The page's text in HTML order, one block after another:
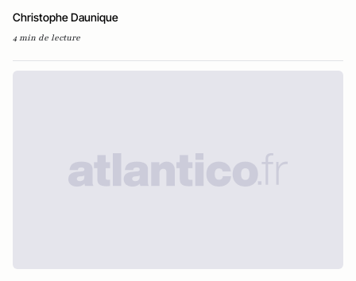
Christophe Daunique
4 min de lecture